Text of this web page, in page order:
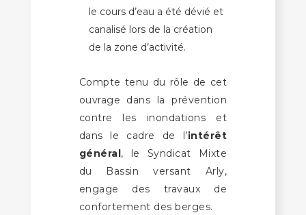
le cours d’eau a été dévié et
canalisé lors de la création
de la zone d’activité.
Compte tenu du rôle de cet
ouvrage dans la prévention
contre les inondations et
dans le cadre de l’intérêt
général, le Syndicat Mixte
du Bassin versant Arly,
engage des travaux de
confortement des berges.